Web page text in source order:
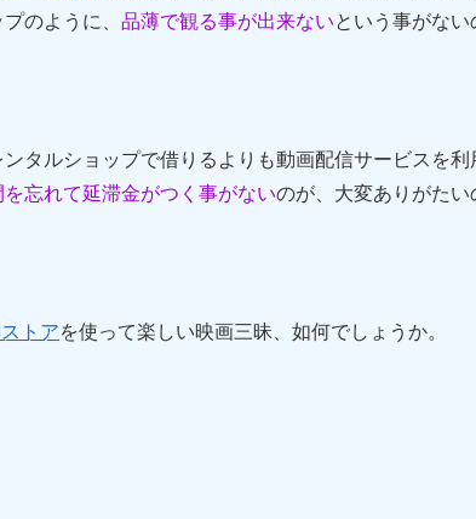
のように、 品薄で観る事が出来ないという事がない
タルショップで借りるよりも動画配信サービスを利
忘れて延滞金がつく事がないのが、大変ありがたい
トアを使って楽しい映画三昧、如何でしょうか。